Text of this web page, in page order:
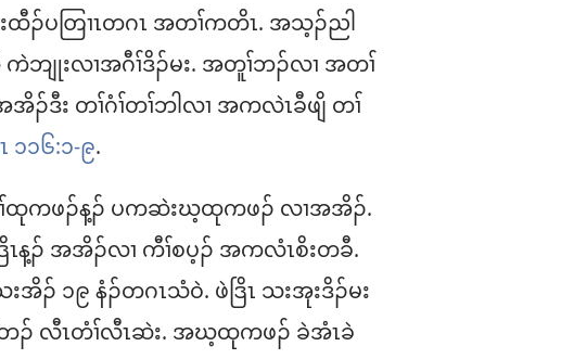
ၣ်ပတြၢၤတဂၤ အတၢ်ကတိၤ. အသ့ၣ်ညါ
ျုးလၢအဂီၢ်ဒိၣ်မး. အတူၢ်ဘၣ်လၢ အတၢ်
ၣ်ဒီး တၢ်ဂံၢ်တၢ်ဘါလၢ အကလဲၤခီဖျိ တၢ်
၁၁၆:၁-၉.
တၢ်ထုကဖၣ်န့ၣ်​ ပကဆဲးဃ့ထုကဖၣ်​ လၢအအိၣ်.
ၤန့ၣ်​ အအိၣ်လၢ ကီၢ်စပ့ၣ်​ အကလံၤစိးတခီ.
၁၉ နံၣ်တဂၤသံဝဲ. ဖဲဒြိၤ သးအုးဒိၣ်မး
လီၤတံၢ်လီၤဆဲး. အဃ့ထုကဖၣ်​ ခဲအံၤခဲ